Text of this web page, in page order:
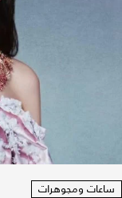
ساعات ومجوهرات